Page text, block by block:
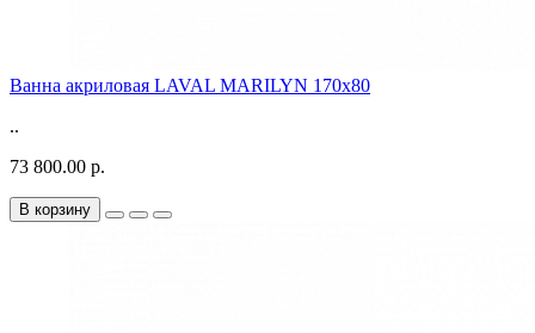
Ванна акриловая LAVAL MARILYN 170x80
..
73 800.00 р.
В корзину